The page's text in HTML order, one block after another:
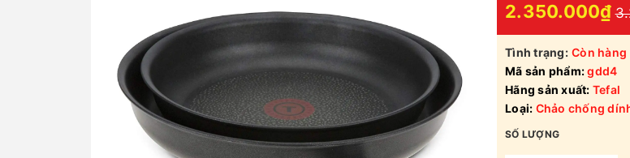
2.350.000₫
Tình trạng: Còn hàng
Mã sản phẩm:gdd4
Hãng sản xuất: Tefal
Loại: Chảo chống
SỐ LƯỢNG